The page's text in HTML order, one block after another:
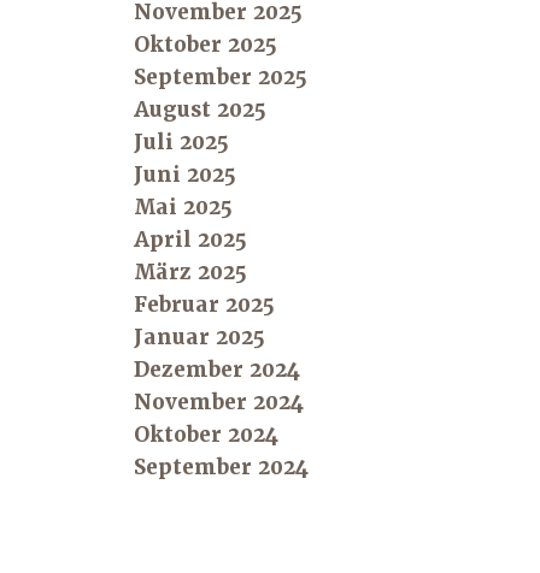
November 2025
Oktober 2025
September 2025
August 2025
Juli 2025
Juni 2025
Mai 2025
April 2025
März 2025
Februar 2025
Januar 2025
Dezember 2024
November 2024
Oktober 2024
September 2024